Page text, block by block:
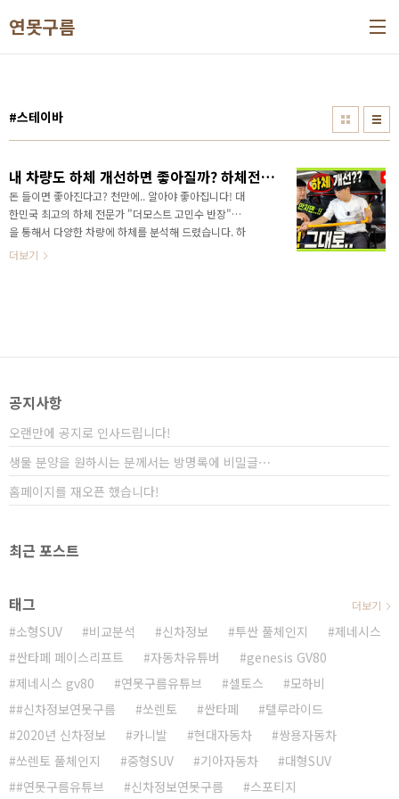
연못구름
#스테이바
내 차량도 하체 개선하면 좋아질까? 하체전문가 고민수 반장님께 직접 물어봤어요!
돈 들이면 좋아진다고? 천만에.. 알아야 좋아집니다! 대
한민국 최고의 하체 전문가 "더모스트 고민수 반장"님
을 통해서 다양한 차량에 하체를 분석해 드렸습니다. 하
체 전문가 "더모스트 고민수 반장님"을 통해서 궁금증
https://url.kr/xtMkzF 하체 개선은 모든 차량에 필요한
해서 정확하게 알아보시죠![INFO..
더보기
공지사항
오랜만에 공지로 인사드립니다!
생물 분양을 원하시는 분께서는 방명록에 비밀글⋯
홈페이지를 재오픈 했습니다!
최근 포스트
태그
소형SUV 비교분석 신차정보 투싼 풀체인지
제네시스
싼타페 페이스리프트
자동차유튜버
genesis GV80
제네시스 gv80
연못구름유튜브 셀토스
모하비
#신차정보연못구름
쏘렌토 싼타페
텔루라이드
2020년 신차정보
카니발 현대자동차
쌍용자동차
쏘렌토 풀체인지
중형SUV 기아자동차
대형SUV
#연못구름유튜브
신차정보연못구름 스포티지
더보기